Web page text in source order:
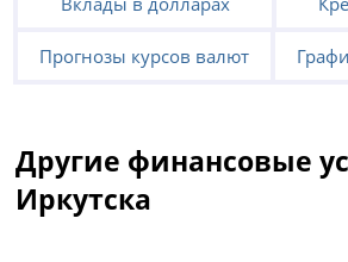
Прогнозы курсов валют
Другие финансовые
Иркутска